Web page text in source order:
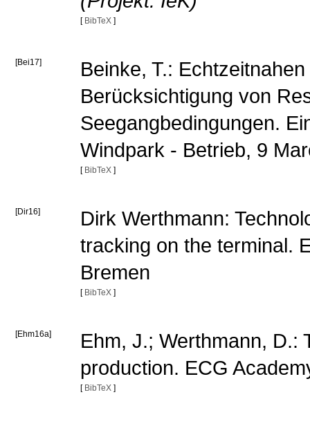
[ BibTeX ]
[Bei17]
Beinke, T.:
Berücksichtigung von
Seegangbedingungen.
Windpark - Betrieb, 9
[ BibTeX ]
[Dir16]
Dirk Werthmann:
tracking on the terminal.
Bremen
[ BibTeX ]
[Ehm16a]
Ehm, J.; Werthmann, D.:
production. ECG
[ BibTeX ]